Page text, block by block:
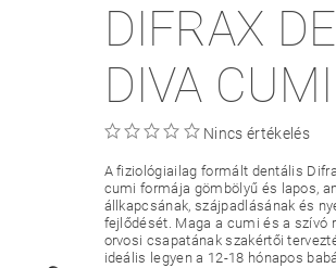
HASZNOS TANÁCSOK
DIFRAX
DIVA
Nincs értékelés
A fiziológiailag formált dentális
cumi formája gömbölyű és lapos,
állkapcsának, szájpadlásának és
fejlődését. Maga a cumi és a szívó
orvosi csapatának szakértői
ideális legyen a 12-18 hónapos